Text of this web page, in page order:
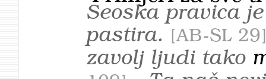
Seoska pravica
pastira.
AB-SL 29
zavolj ljudi tako